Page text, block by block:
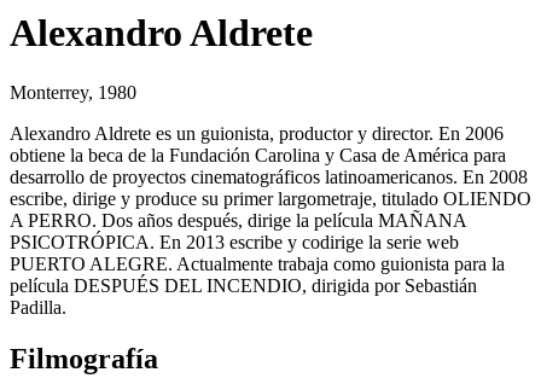
Alexandro Aldrete
Monterrey, 1980
Alexandro Aldrete es un guionista, productor y director. En 2006
obtiene la beca de la Fundación Carolina y Casa de América para
desarrollo de proyectos cinematográficos latinoamericanos. En 2008
escribe, dirige y produce su primer largometraje, titulado OLIENDO
A PERRO. Dos años después, dirige la película MAÑANA
PSICOTRÓPICA. En 2013 escribe y codirige la serie web
PUERTO ALEGRE. Actualmente trabaja como guionista para la
película DESPUÉS DEL INCENDIO, dirigida por Sebastián
Padilla.
Filmografía